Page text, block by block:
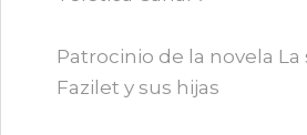
Patrocinio de la novela La
Fazilet y sus hijas